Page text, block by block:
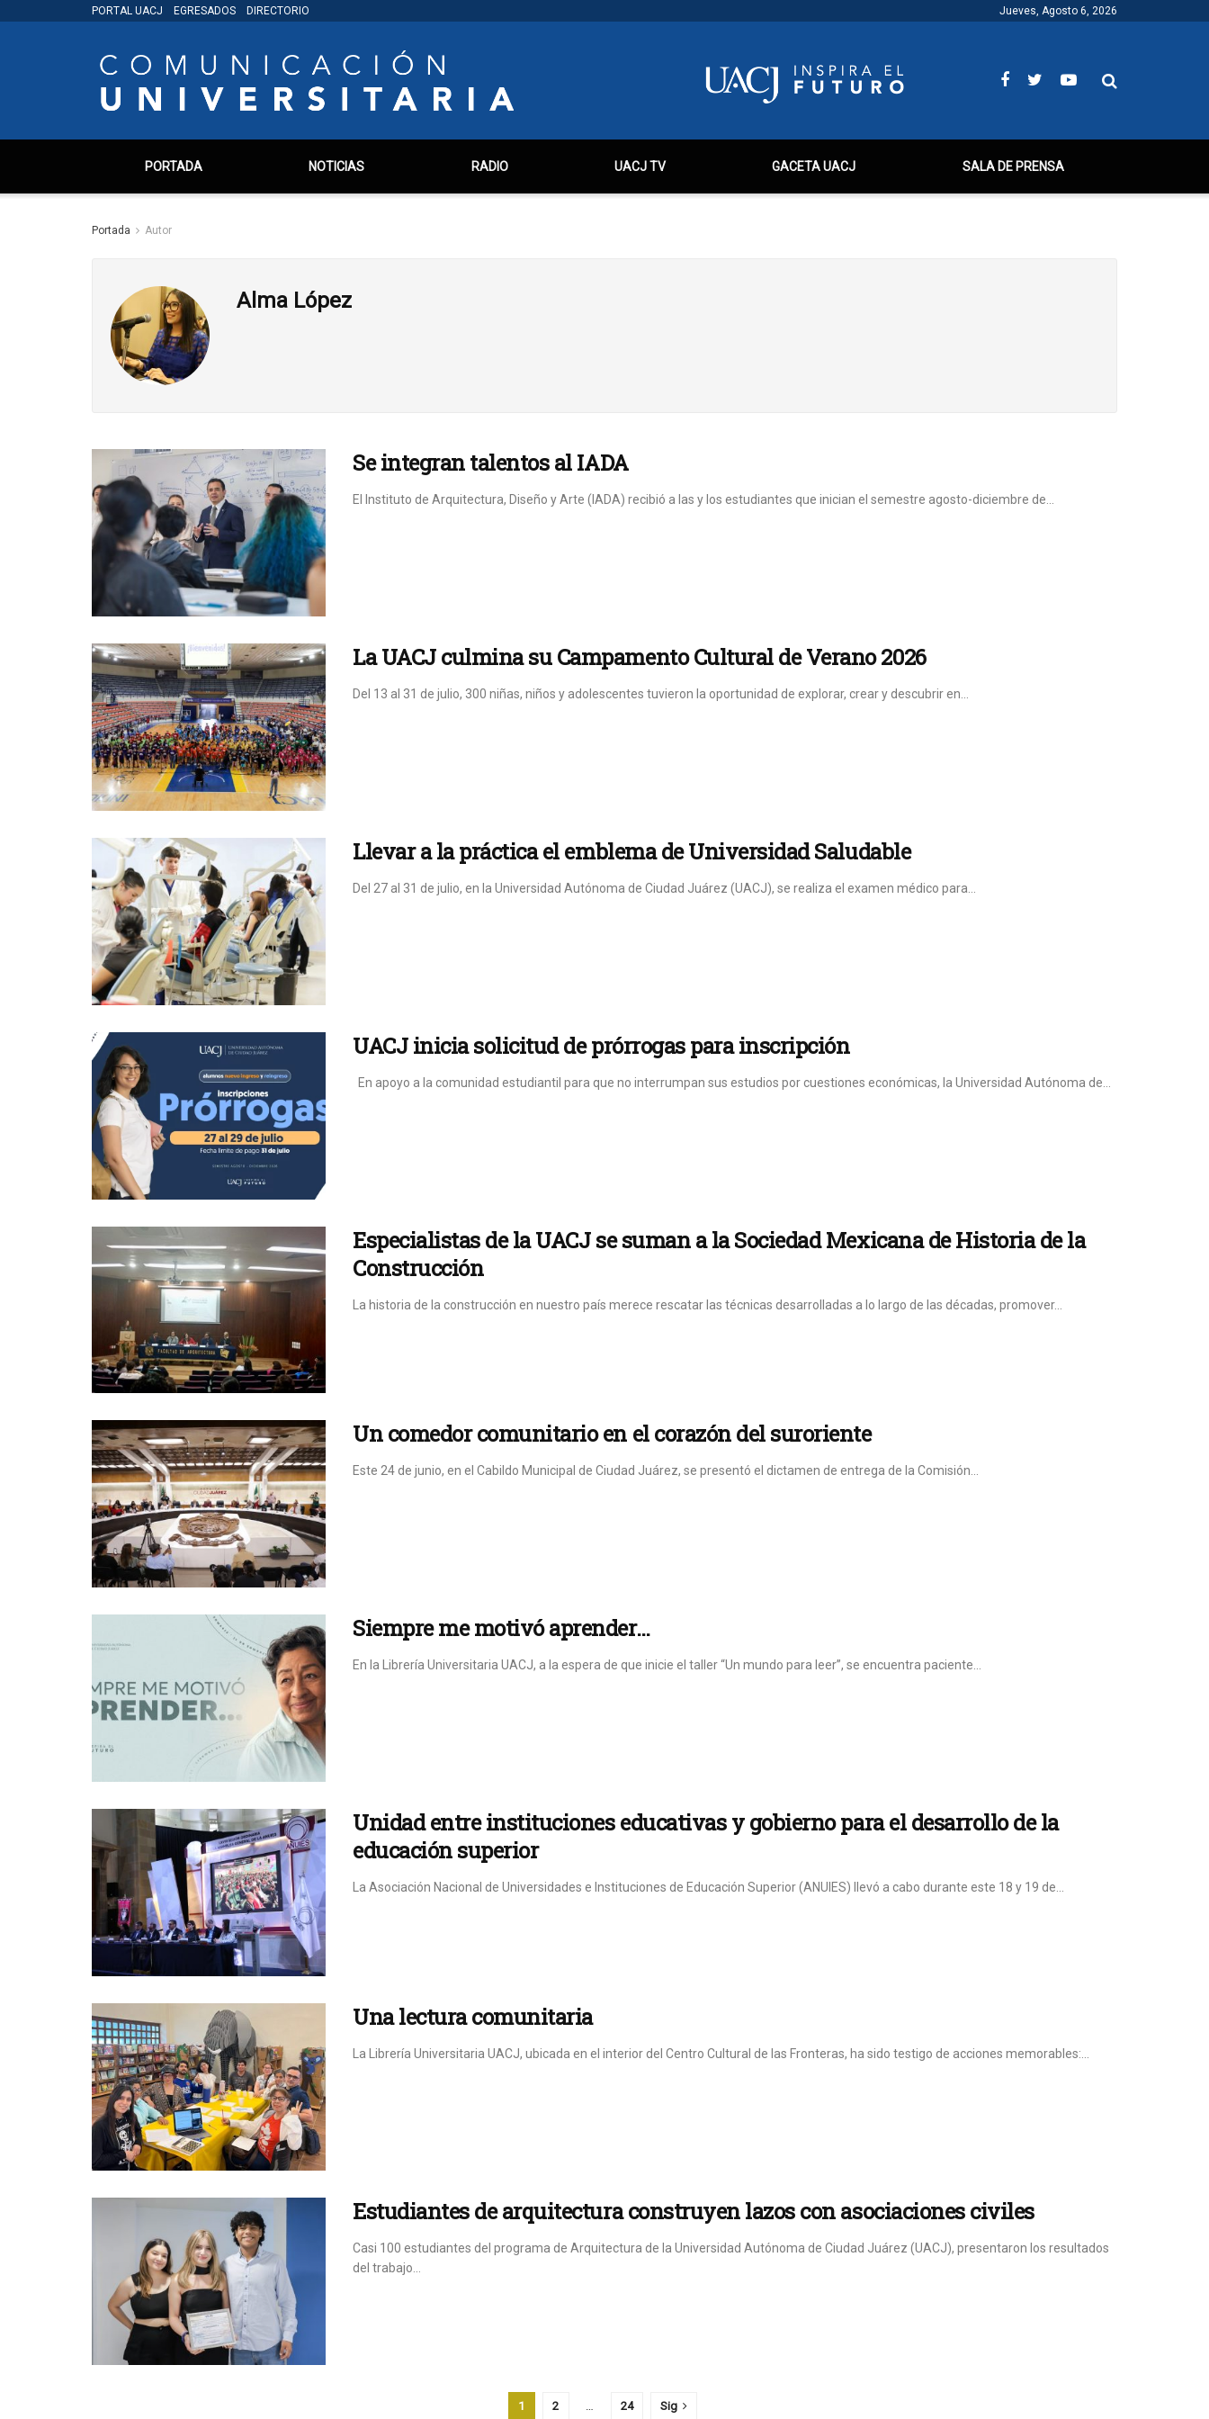
PORTAL UACJ EGRESADOS DIRECTORIO Jueves, Agosto 6, 2026
PORTADA NOTICIAS RADIO UACJ TV GACETA UACJ SALA DE PRENSA
Portada Autor
Alma López
Se integran talentos al IADA
El Instituto de Arquitectura, Diseño y Arte (IADA) recibió a las y los estudiantes que inician el semestre agosto-diciembre de...
La UACJ culmina su Campamento Cultural de Verano 2026
Del 13 al 31 de julio, 300 niñas, niños y adolescentes tuvieron la oportunidad de explorar, crear y descubrir en...
Llevar a la práctica el emblema de Universidad Saludable
Del 27 al 31 de julio, en la Universidad Autónoma de Ciudad Juárez (UACJ), se realiza el examen médico para...
UACJ inicia solicitud de prórrogas para inscripción
En apoyo a la comunidad estudiantil para que no interrumpan sus estudios por cuestiones económicas, la Universidad Autónoma de...
Especialistas de la UACJ se suman a la Sociedad Mexicana de Historia de la
Construcción
La historia de la construcción en nuestro país merece rescatar las técnicas desarrolladas a lo largo de las décadas, promover...
Un comedor comunitario en el corazón del suroriente
Este 24 de junio, en el Cabildo Municipal de Ciudad Juárez, se presentó el dictamen de entrega de la Comisión...
Siempre me motivó aprender…
En la Librería Universitaria UACJ, a la espera de que inicie el taller “Un mundo para leer”, se encuentra paciente...
Unidad entre instituciones educativas y gobierno para el desarrollo de la
educación superior
La Asociación Nacional de Universidades e Instituciones de Educación Superior (ANUIES) llevó a cabo durante este 18 y 19 de...
Una lectura comunitaria
La Librería Universitaria UACJ, ubicada en el interior del Centro Cultural de las Fronteras, ha sido testigo de acciones memorables:...
Estudiantes de arquitectura construyen lazos con asociaciones civiles
Casi 100 estudiantes del programa de Arquitectura de la Universidad Autónoma de Ciudad Juárez (UACJ), presentaron los resultados
del trabajo...
1 2 24 Sig